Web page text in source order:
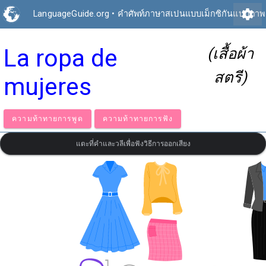
LanguageGuide.org • คำศัพท์ภาษาสเปนแบบเม็กซิกันแบบภาพ
settings
La ropa de
mujeres
(เสื้อผ้า
สตรี)
ความท้าทายการพูด ความท้าทายการฟัง
แตะที่คำและวลีเพื่อฟังวิธีการออกเสียง